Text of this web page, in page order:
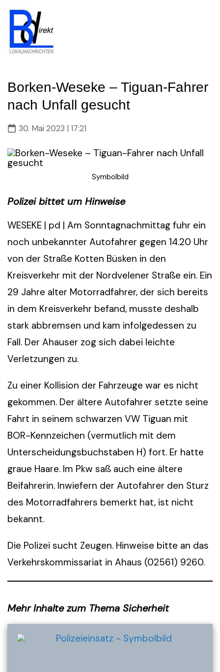
Skip
to
content
Borken-Weseke – Tiguan-Fahrer
nach Unfall gesucht
30. Mai 2023 | 17:21
Symbolbild
Polizei bittet um Hinweise
WESEKE | pd | Am Sonntagnachmittag fuhr ein
noch unbekannter Autofahrer gegen 14.20 Uhr
von der Straße Kotten Büsken in den
Kreisverkehr mit der Nordvelener Straße ein. Ein
29 Jahre alter Motorradfahrer, der sich bereits
in dem Kreisverkehr befand, musste deshalb
stark abbremsen und kam infolgedessen zu
Fall. Der Ahauser zog sich dabei leichte
Verletzungen zu.
Zu einer Kollision der Fahrzeuge war es nicht
gekommen. Der ältere Autofahrer setzte seine
Fahrt in seinem schwarzen VW Tiguan mit
BOR-Kennzeichen (vermutlich mit dem
Unterscheidungsbuchstaben H) fort. Er hatte
graue Haare. Im Pkw saß auch eine ältere
Beifahrerin. Inwiefern der Autofahrer den Sturz
des Motorradfahrers bemerkt hat, ist nicht
bekannt.
Die Polizei sucht Zeugen. Hinweise bitte an das
Verkehrskommissariat in Ahaus (02561) 9260.
Mehr Inhalte zum Thema Sicherheit